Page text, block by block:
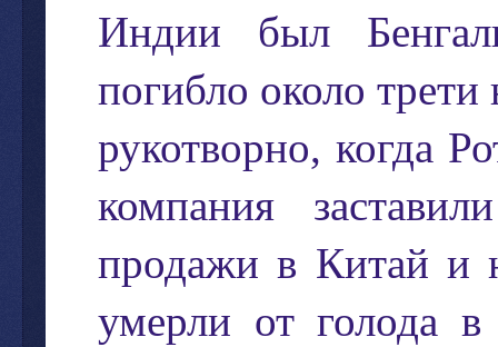
Индии
был
погибло около трети
рукотворно,когда
компания
заставили
продажи в Китай и
умерли от голода в